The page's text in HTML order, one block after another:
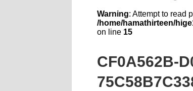
Warning: Attempt to read
/home/hamathirteen/
on line 15
CF0A562B-